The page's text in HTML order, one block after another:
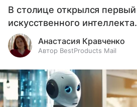
В столице открылся
искусственного интеллекта.
Анастасия Кравченко
Автор BestProducts Mail